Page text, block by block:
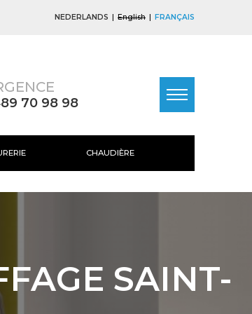
NEDERLANDS English FRANÇAIS
70 98 98
CHAUDIÈRE
SAINT-